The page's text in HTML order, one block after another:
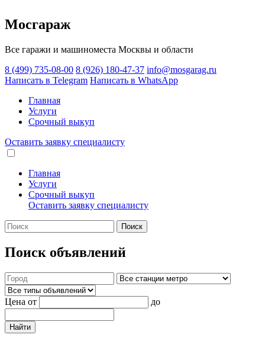
Мосгараж
Все гаражи и машиноместа Москвы и области
8 (499) 735-08-00 8 (926) 180-47-37 info@mosgarag.ru
Написать в Telegram Написать в WhatsApp
Главная
Услуги
Срочный выкуп
Оставить заявку специалисту
Главная
Услуги
Срочный выкуп
Оставить заявку специалисту
Поиск
Поиск объявлений
Цена от до
Найти